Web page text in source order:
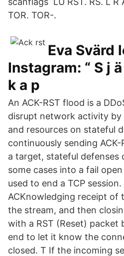
TOR. TOR-.
Eva Svärd
Instagram: “ S j
k a p
An ACK-RST flood is a
disrupt network activity
and resources on stateful
continuously sending
a target, stateful defenses
some cases into a fail
used to end a TCP
ACKnowledging receipt of
the stream, and then
with a RST (Reset) packet
end to let it know the
closed. T If the incoming